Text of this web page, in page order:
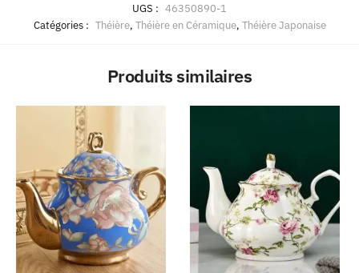
UGS : 46350890-1
Catégories : Théière, Théière en Céramique, Théière Japonaise
Produits similaires